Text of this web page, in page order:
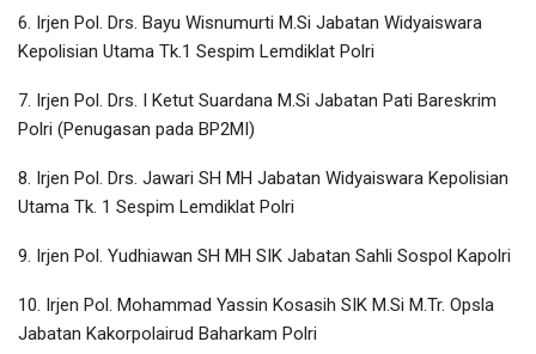
6. Irjen Pol. Drs. Bayu Wisnumurti M.Si Jabatan Widyaiswara
Kepolisian Utama Tk.1 Sespim Lemdiklat Polri
7. Irjen Pol. Drs. I Ketut Suardana M.Si Jabatan Pati Bareskrim
Polri (Penugasan pada BP2MI)
8. Irjen Pol. Drs. Jawari SH MH Jabatan Widyaiswara Kepolisian
Utama Tk. 1 Sespim Lemdiklat Polri
9. Irjen Pol. Yudhiawan SH MH SIK Jabatan Sahli Sospol Kapolri
10. Irjen Pol. Mohammad Yassin Kosasih SIK M.Si M.Tr. Opsla
Jabatan Kakorpolairud Baharkam Polri